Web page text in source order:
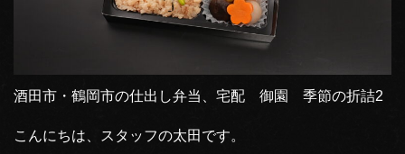
酒田市・鶴岡市の仕出し弁当、宅配 御園 季節の折詰2
こんにちは、スタッフの太田です。